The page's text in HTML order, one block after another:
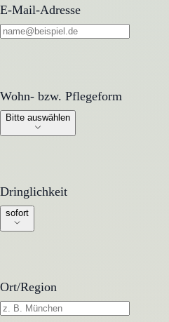
E-Mail-Adresse
Wohn- bzw. Pflegeform
Wohn- bzw. Pflegeform
Bitte auswählen
Dringlichkeit
Dringlichkeit
sofort
Ort/Region